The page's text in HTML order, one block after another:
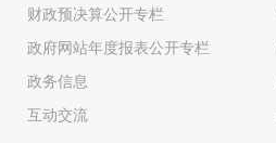
财政预决算公开专栏
政府网站年度报表公开专栏
政务信息
互动交流